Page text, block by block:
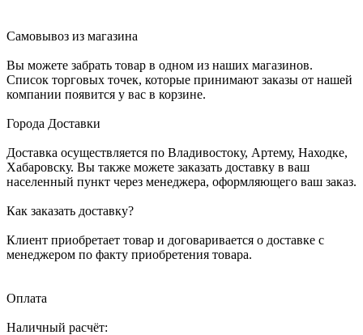
Самовывоз из магазина
Вы можете забрать товар в одном из наших магазинов.
Список торговых точек, которые принимают заказы от нашей
компании появится у вас в корзине.
Города Доставки
Доставка осуществляется по Владивостоку, Артему, Находке,
Хабаровску. Вы также можете заказать доставку в ваш
населенный пункт через менеджера, оформляющего ваш заказ.
Как заказать доставку?
Клиент приобретает товар и договаривается о доставке с
менеджером по факту приобретения товара.
Оплата
Наличный расчёт: